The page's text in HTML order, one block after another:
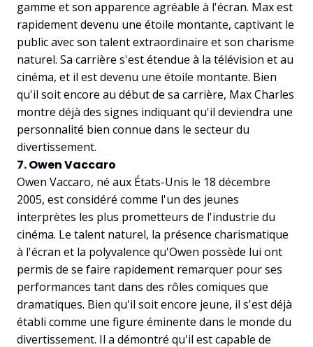
gamme et son apparence agréable à l'écran. Max est
rapidement devenu une étoile montante, captivant le
public avec son talent extraordinaire et son charisme
naturel. Sa carrière s'est étendue à la télévision et au
cinéma, et il est devenu une étoile montante. Bien
qu'il soit encore au début de sa carrière, Max Charles
montre déjà des signes indiquant qu'il deviendra une
personnalité bien connue dans le secteur du
divertissement.
7. Owen Vaccaro
Owen Vaccaro, né aux États-Unis le 18 décembre
2005, est considéré comme l'un des jeunes
interprètes les plus prometteurs de l'industrie du
cinéma. Le talent naturel, la présence charismatique
à l'écran et la polyvalence qu'Owen possède lui ont
permis de se faire rapidement remarquer pour ses
performances tant dans des rôles comiques que
dramatiques. Bien qu'il soit encore jeune, il s'est déjà
établi comme une figure éminente dans le monde du
divertissement. Il a démontré qu'il est capable de